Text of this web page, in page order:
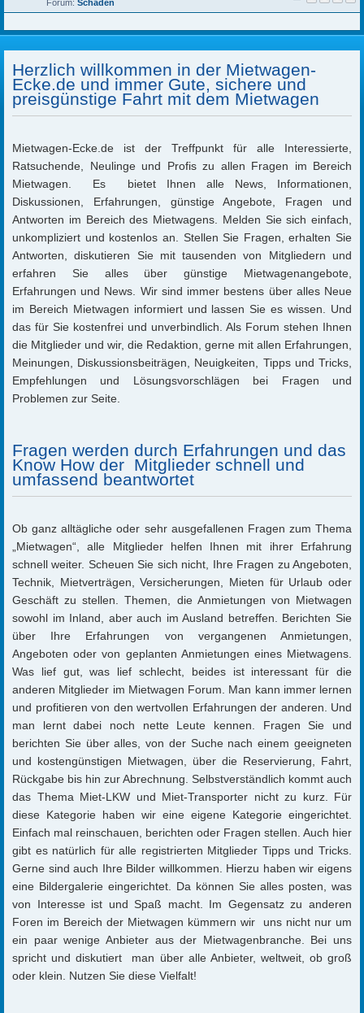
Forum: Schäden
Herzlich willkommen in der Mietwagen-
Ecke.de und immer Gute, sichere und
preisgünstige Fahrt mit dem Mietwagen
Mietwagen-Ecke.de ist der Treffpunkt für alle Interessierte,
Ratsuchende, Neulinge und Profis zu allen Fragen im Bereich
Mietwagen. Es bietet Ihnen alle News, Informationen,
Diskussionen, Erfahrungen, günstige Angebote, Fragen und
Antworten im Bereich des Mietwagens. Melden Sie sich einfach,
unkompliziert und kostenlos an. Stellen Sie Fragen, erhalten Sie
Antworten, diskutieren Sie mit tausenden von Mitgliedern und
erfahren Sie alles über günstige Mietwagenangebote,
Erfahrungen und News. Wir sind immer bestens über alles Neue
im Bereich Mietwagen informiert und lassen Sie es wissen. Und
das für Sie kostenfrei und unverbindlich. Als Forum stehen Ihnen
die Mitglieder und wir, die Redaktion, gerne mit allen Erfahrungen,
Meinungen, Diskussionsbeiträgen, Neuigkeiten, Tipps und Tricks,
Empfehlungen und Lösungsvorschlägen bei Fragen und
Problemen zur Seite.
Fragen werden durch Erfahrungen und das
Know How der Mitglieder schnell und
umfassend beantwortet
Ob ganz alltägliche oder sehr ausgefallenen Fragen zum Thema
„Mietwagen“, alle Mitglieder helfen Ihnen mit ihrer Erfahrung
schnell weiter. Scheuen Sie sich nicht, Ihre Fragen zu Angeboten,
Technik, Mietverträgen, Versicherungen, Mieten für Urlaub oder
Geschäft zu stellen. Themen, die Anmietungen von Mietwagen
sowohl im Inland, aber auch im Ausland betreffen. Berichten Sie
über Ihre Erfahrungen von vergangenen Anmietungen,
Angeboten oder von geplanten Anmietungen eines Mietwagens.
Was lief gut, was lief schlecht, beides ist interessant für die
anderen Mitglieder im Mietwagen Forum. Man kann immer lernen
und profitieren von den wertvollen Erfahrungen der anderen. Und
man lernt dabei noch nette Leute kennen. Fragen Sie und
berichten Sie über alles, von der Suche nach einem geeigneten
und kostengünstigen Mietwagen, über die Reservierung, Fahrt,
Rückgabe bis hin zur Abrechnung. Selbstverständlich kommt auch
das Thema Miet-LKW und Miet-Transporter nicht zu kurz. Für
diese Kategorie haben wir eine eigene Kategorie eingerichtet.
Einfach mal reinschauen, berichten oder Fragen stellen. Auch hier
gibt es natürlich für alle registrierten Mitglieder Tipps und Tricks.
Gerne sind auch Ihre Bilder willkommen. Hierzu haben wir eigens
eine Bildergalerie eingerichtet. Da können Sie alles posten, was
von Interesse ist und Spaß macht. Im Gegensatz zu anderen
Foren im Bereich der Mietwagen kümmern wir uns nicht nur um
ein paar wenige Anbieter aus der Mietwagenbranche. Bei uns
spricht und diskutiert man über alle Anbieter, weltweit, ob groß
oder klein. Nutzen Sie diese Vielfalt!